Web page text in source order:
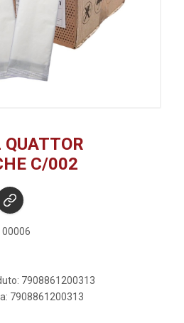
QUATTOR
C/002
00006
7908861200313
7908861200313